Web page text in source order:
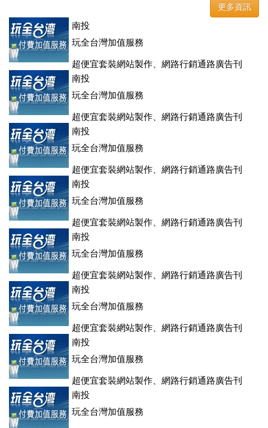
更多資訊
南投
玩全台灣加值服務
超便宜套裝網站製作、網路行銷通路廣告刊
登、訂房系統、客房委託旅行社銷售，全面優惠中....
南投
玩全台灣加值服務
超便宜套裝網站製作、網路行銷通路廣告刊
登、訂房系統、客房委託旅行社銷售，全面優惠中....
南投
玩全台灣加值服務
超便宜套裝網站製作、網路行銷通路廣告刊
登、訂房系統、客房委託旅行社銷售，全面優惠中....
南投
玩全台灣加值服務
超便宜套裝網站製作、網路行銷通路廣告刊
登、訂房系統、客房委託旅行社銷售，全面優惠中....
南投
玩全台灣加值服務
超便宜套裝網站製作、網路行銷通路廣告刊
登、訂房系統、客房委託旅行社銷售，全面優惠中....
南投
玩全台灣加值服務
超便宜套裝網站製作、網路行銷通路廣告刊
登、訂房系統、客房委託旅行社銷售，全面優惠中....
南投
玩全台灣加值服務
超便宜套裝網站製作、網路行銷通路廣告刊
登、訂房系統、客房委託旅行社銷售，全面優惠中....
南投
玩全台灣加值服務